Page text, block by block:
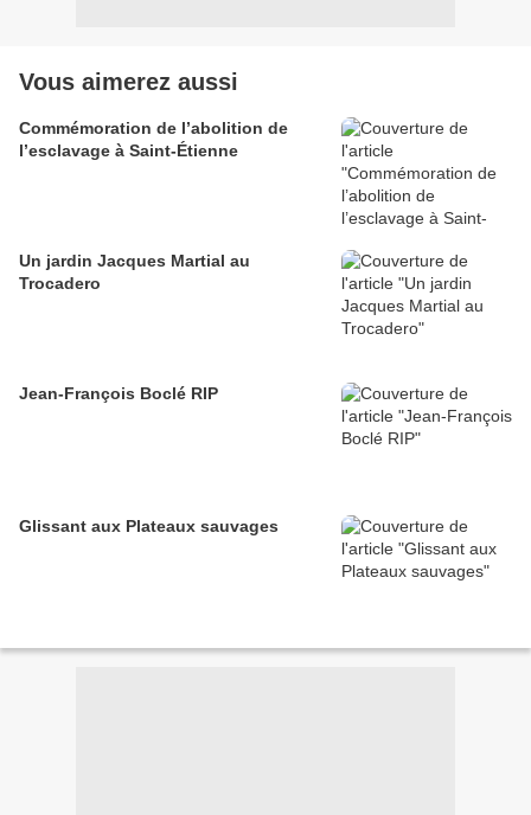
Vous aimerez aussi
Commémoration de l’abolition de
l’esclavage à Saint-Étienne
Un jardin Jacques Martial au
Trocadero
Jean-François Boclé RIP
Glissant aux Plateaux sauvages